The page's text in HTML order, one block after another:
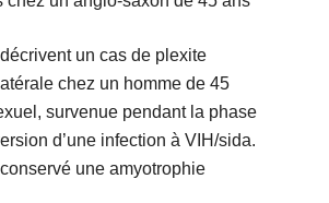
un cas de plexite
chez un homme de 45
survenue pendant la phase
d’une infection à VIH/sida.
une amyotrophie